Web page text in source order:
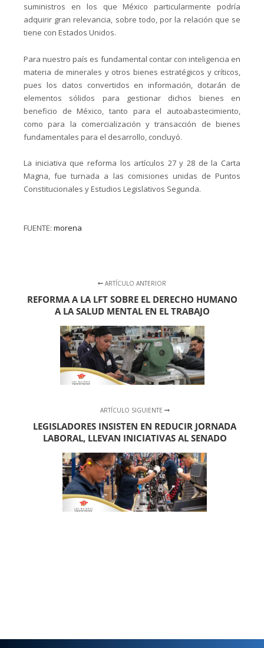
suministros en los que México particularmente podría
adquirir gran relevancia, sobre todo, por la relación que se
tiene con Estados Unidos.
Para nuestro país es fundamental contar con inteligencia en
materia de minerales y otros bienes estratégicos y críticos,
pues los datos convertidos en información, dotarán de
elementos sólidos para gestionar dichos bienes en
beneficio de México, tanto para el autoabastecimiento,
como para la comercialización y transacción de bienes
fundamentales para el desarrollo, concluyó.
La iniciativa que reforma los artículos 27 y 28 de la Carta
Magna, fue turnada a las comisiones unidas de Puntos
Constitucionales y Estudios Legislativos Segunda.
FUENTE: morena
ARTÍCULO ANTERIOR
REFORMA A LA LFT SOBRE EL DERECHO HUMANO
A LA SALUD MENTAL EN EL TRABAJO
ARTÍCULO SIGUIENTE
LEGISLADORES INSISTEN EN REDUCIR JORNADA
LABORAL, LLEVAN INICIATIVAS AL SENADO